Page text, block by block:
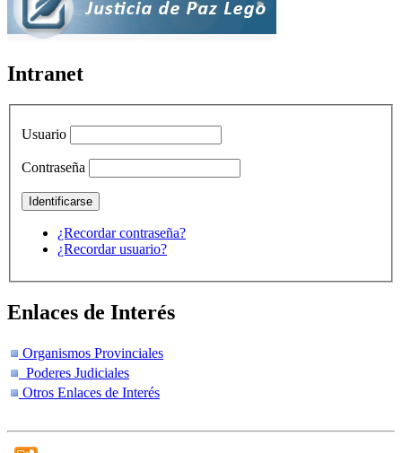
Intranet
Usuario
Contraseña
¿Recordar contraseña?
¿Recordar usuario?
Enlaces de Interés
Organismos Provinciales
Poderes Judiciales
Otros Enlaces de Interés